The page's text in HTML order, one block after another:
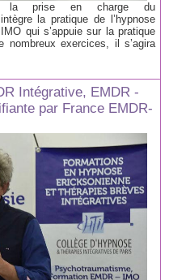
la prise en charge du
la pratique de l’hypnose
qui s’appuie sur la pratique
nombreux exercices, il s’agira
Intégrative, EMDR -
par France EMDR-